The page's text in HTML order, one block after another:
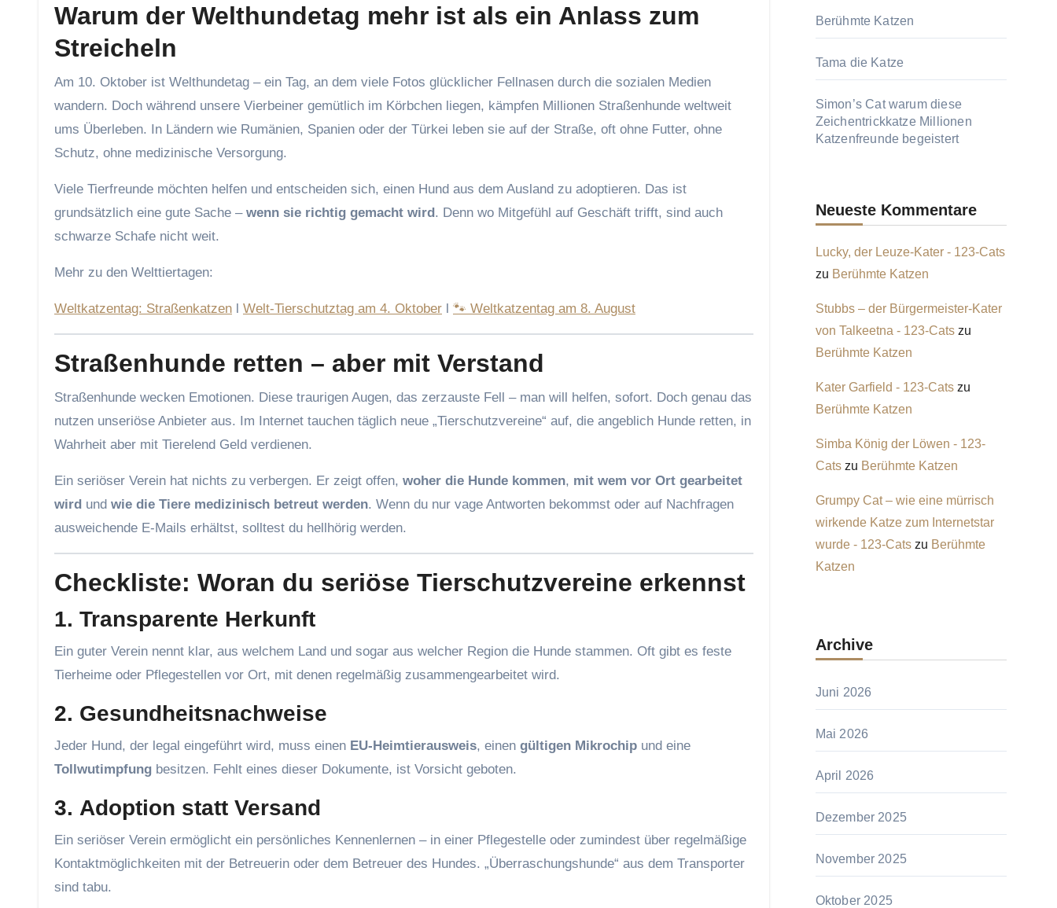
Warum der Welthundetag mehr ist als ein Anlass zum
Streicheln
Am 10. Oktober ist Welthundetag – ein Tag, an dem viele Fotos glücklicher Fellnasen durch die sozialen Medien
wandern. Doch während unsere Vierbeiner gemütlich im Körbchen liegen, kämpfen Millionen Straßenhunde weltweit
ums Überleben. In Ländern wie Rumänien, Spanien oder der Türkei leben sie auf der Straße, oft ohne Futter, ohne
Schutz, ohne medizinische Versorgung.
Viele Tierfreunde möchten helfen und entscheiden sich, einen Hund aus dem Ausland zu adoptieren. Das ist
grundsätzlich eine gute Sache – wenn sie richtig gemacht wird. Denn wo Mitgefühl auf Geschäft trifft, sind auch
schwarze Schafe nicht weit.
Mehr zu den Welttiertagen:
Weltkatzentag: Straßenkatzen l Welt-Tierschutztag am 4. Oktober l 🐾 Weltkatzentag am 8. August
Straßenhunde retten – aber mit Verstand
Straßenhunde wecken Emotionen. Diese traurigen Augen, das zerzauste Fell – man will helfen, sofort. Doch genau das
nutzen unseriöse Anbieter aus. Im Internet tauchen täglich neue „Tierschutzvereine“ auf, die angeblich Hunde retten, in
Wahrheit aber mit Tierelend Geld verdienen.
Ein seriöser Verein hat nichts zu verbergen. Er zeigt offen, woher die Hunde kommen, mit wem vor Ort gearbeitet
wird und wie die Tiere medizinisch betreut werden. Wenn du nur vage Antworten bekommst oder auf Nachfragen
ausweichende E-Mails erhältst, solltest du hellhörig werden.
Checkliste: Woran du seriöse Tierschutzvereine erkennst
1. Transparente Herkunft
Ein guter Verein nennt klar, aus welchem Land und sogar aus welcher Region die Hunde stammen. Oft gibt es feste
Tierheime oder Pflegestellen vor Ort, mit denen regelmäßig zusammengearbeitet wird.
2. Gesundheitsnachweise
Jeder Hund, der legal eingeführt wird, muss einen EU-Heimtierausweis, einen gültigen Mikrochip und eine
Tollwutimpfung besitzen. Fehlt eines dieser Dokumente, ist Vorsicht geboten.
3. Adoption statt Versand
Ein seriöser Verein ermöglicht ein persönliches Kennenlernen – in einer Pflegestelle oder zumindest über regelmäßige
Kontaktmöglichkeiten mit der Betreuerin oder dem Betreuer des Hundes. „Überraschungshunde“ aus dem Transporter
sind tabu.
Berühmte Katzen
Tama die Katze
Simon’s Cat warum diese
Zeichentrickkatze Millionen
Katzenfreunde begeistert
Neueste Kommentare
Lucky, der Leuze-Kater - 123-Cats
zu Berühmte Katzen
Stubbs – der Bürgermeister-Kater
von Talkeetna - 123-Catszu
Berühmte Katzen
Kater Garfield - 123-Catszu
Berühmte Katzen
Simba König der Löwen - 123-
Catszu Berühmte Katzen
Grumpy Cat – wie eine mürrisch
wirkende Katze zum Internetstar
wurde - 123-Catszu Berühmte
Katzen
Archive
Juni 2026
Mai 2026
April 2026
Dezember 2025
November 2025
Oktober 2025